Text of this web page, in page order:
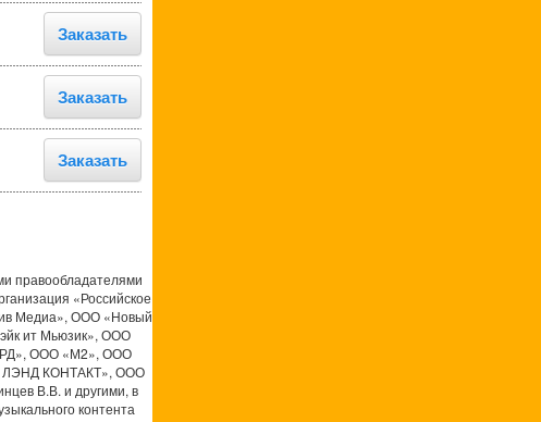
Заказать
Заказать
Заказать
правообладателями
«Российское
Медиа», ООО «Новый
ит Мьюзик», ООО
ООО «М2», ООО
ЛЭНД КОНТАКТ», ООО
В.В. и другими, в
контента